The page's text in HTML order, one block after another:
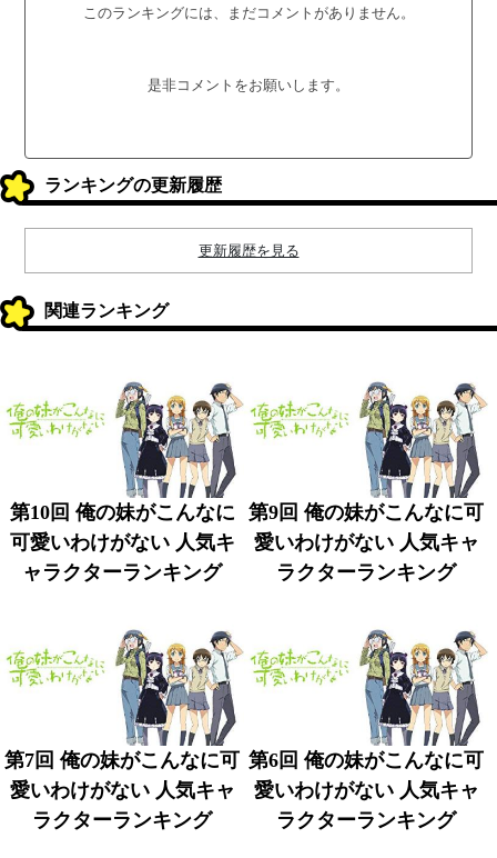
このランキングには、まだコメントがありません。
是非コメントをお願いします。
ランキングの更新履歴
更新履歴を見る
関連ランキング
第10回 俺の妹がこんなに
可愛いわけがない 人気キ
ャラクターランキング
第9回 俺の妹がこんなに可
愛いわけがない 人気キャ
ラクターランキング
第7回 俺の妹がこんなに可
愛いわけがない 人気キャ
ラクターランキング
第6回 俺の妹がこんなに可
愛いわけがない 人気キャ
ラクターランキング